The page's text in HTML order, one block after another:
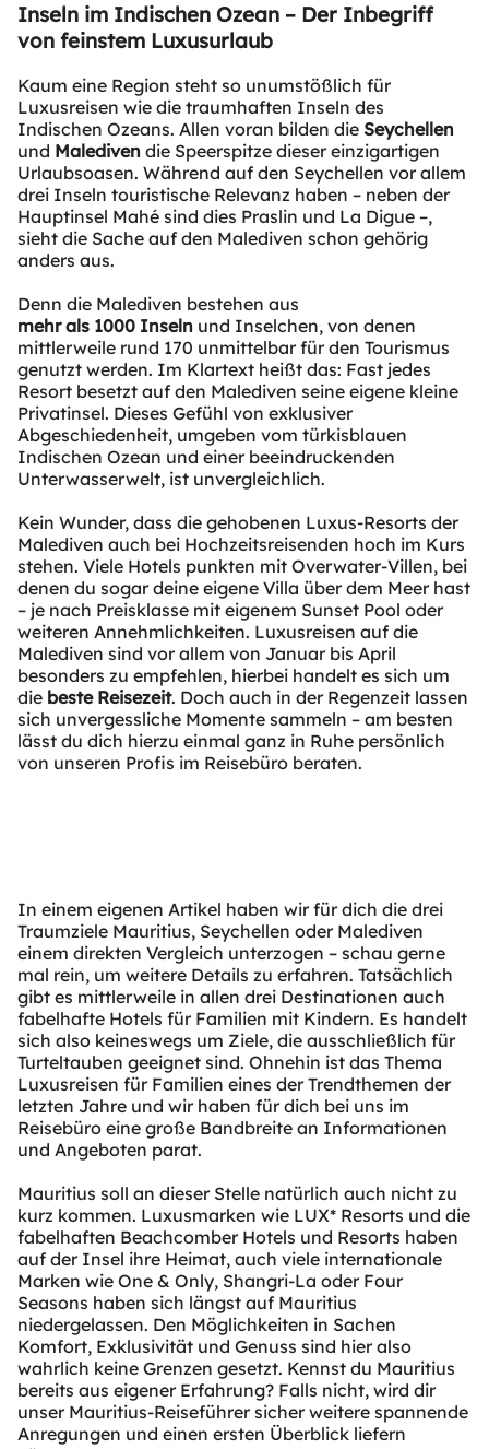
Inseln im Indischen Ozean – Der Inbegriff
von feinstem Luxusurlaub
Kaum eine Region steht so unumstößlich für
Luxusreisen wie die traumhaften Inseln des
Indischen Ozeans. Allen voran bilden die Seychellen
und Malediven die Speerspitze dieser einzigartigen
Urlaubsoasen. Während auf den Seychellen vor allem
drei Inseln touristische Relevanz haben – neben der
Hauptinsel Mahé sind dies Praslin und La Digue –,
sieht die Sache auf den Malediven schon gehörig
anders aus.
Denn die Malediven bestehen aus
mehr als 1000 Inseln und Inselchen, von denen
mittlerweile rund 170 unmittelbar für den Tourismus
genutzt werden. Im Klartext heißt das: Fast jedes
Resort besetzt auf den Malediven seine eigene kleine
Privatinsel. Dieses Gefühl von exklusiver
Abgeschiedenheit, umgeben vom türkisblauen
Indischen Ozean und einer beeindruckenden
Unterwasserwelt, ist unvergleichlich.
Kein Wunder, dass die gehobenen Luxus-Resorts der
Malediven auch bei Hochzeitsreisenden hoch im Kurs
stehen. Viele Hotels punkten mit Overwater-Villen, bei
denen du sogar deine eigene Villa über dem Meer hast
– je nach Preisklasse mit eigenem Sunset Pool oder
weiteren Annehmlichkeiten. Luxusreisen auf die
Malediven sind vor allem von Januar bis April
besonders zu empfehlen, hierbei handelt es sich um
die beste Reisezeit. Doch auch in der Regenzeit lassen
sich unvergessliche Momente sammeln – am besten
lässt du dich hierzu einmal ganz in Ruhe persönlich
von unseren Profis im Reisebüro beraten.
In einem eigenen Artikel haben wir für dich die drei
Traumziele Mauritius, Seychellen oder Malediven
einem direkten Vergleich unterzogen – schau gerne
mal rein, um weitere Details zu erfahren. Tatsächlich
gibt es mittlerweile in allen drei Destinationen auch
fabelhafte Hotels für Familien mit Kindern. Es handelt
sich also keineswegs um Ziele, die ausschließlich für
Turteltauben geeignet sind. Ohnehin ist das Thema
Luxusreisen für Familien eines der Trendthemen der
letzten Jahre und wir haben für dich bei uns im
Reisebüro eine große Bandbreite an Informationen
und Angeboten parat.
Mauritius soll an dieser Stelle natürlich auch nicht zu
kurz kommen. Luxusmarken wie LUX* Resorts und die
fabelhaften Beachcomber Hotels und Resorts haben
auf der Insel ihre Heimat, auch viele internationale
Marken wie One & Only, Shangri-La oder Four
Seasons haben sich längst auf Mauritius
niedergelassen. Den Möglichkeiten in Sachen
Komfort, Exklusivität und Genuss sind hier also
wahrlich keine Grenzen gesetzt. Kennst du Mauritius
bereits aus eigener Erfahrung? Falls nicht, wird dir
unser Mauritius-Reiseführer sicher weitere spannende
Anregungen und einen ersten Überblick liefern